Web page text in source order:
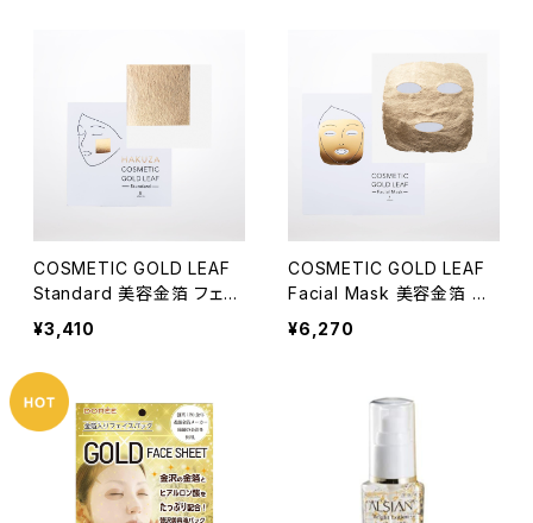
COSMETIC GOLD LEAF
Standard 美容金箔 フェイ
スパック8枚入
¥3,410
COSMETIC GOLD LEAF
Facial Mask 美容金箔 フ
ェイスマスク 1枚入
¥6,270